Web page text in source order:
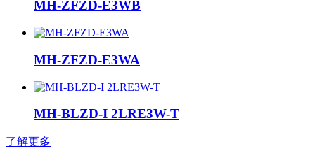
MH-ZFZD-E3WB
MH-ZFZD-E3WA
MH-BLZD-I 2LRE3W-T
了解更多